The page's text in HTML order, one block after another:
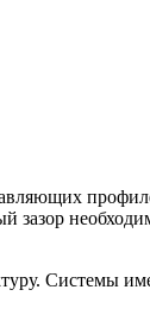
Системы